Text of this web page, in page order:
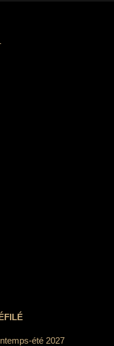
été 2027